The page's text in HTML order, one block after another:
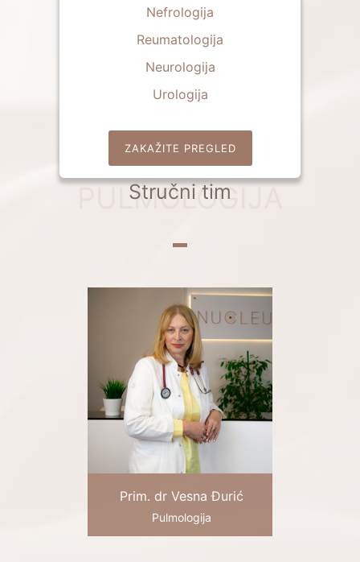
Nefrologija
Reumatologija
Neurologija
Urologija
ZAKAŽITE PREGLED
PULMOLOGIJA
Stručni tim
Prim. dr Vesna Đurić
Pulmologija